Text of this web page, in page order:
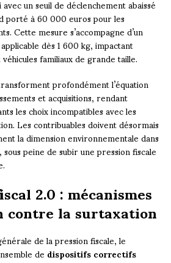
porté à 60 000 euros pour les
Cette mesure s’accompagne d’un
dès 1 600 kg, impactant
familiaux de grande taille.
profondément l’équation
et acquisitions, rendant
les choix incompatibles avec les
Les contribuables doivent désormais
la dimension environnementale dans
peine de subir une pression fiscale
2.0 : mécanismes
la surtaxation
de la pression fiscale, le
dedispositifs correctifs